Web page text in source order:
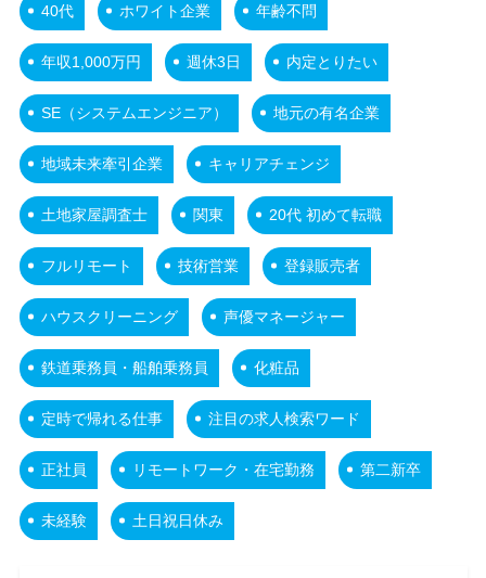
40代 ホワイト企業 年齢不問
年収1,000万円 週休3日 内定とりたい
SE（システムエンジニア） 地元の有名企業
地域未来牽引企業 キャリアチェンジ
土地家屋調査士 関東 20代 初めて転職
フルリモート 技術営業 登録販売者
ハウスクリーニング 声優マネージャー
鉄道乗務員・船舶乗務員 化粧品
定時で帰れる仕事 注目の求人検索ワード
正社員 リモートワーク・在宅勤務 第二新卒
未経験 土日祝日休み